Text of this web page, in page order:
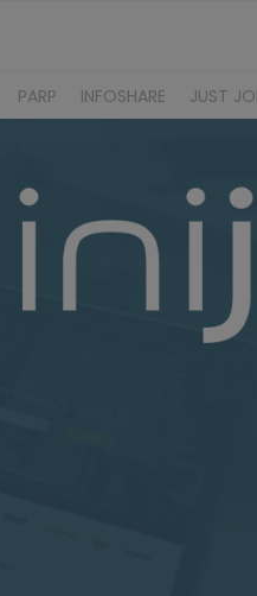
PARP INFOSHARE JUST